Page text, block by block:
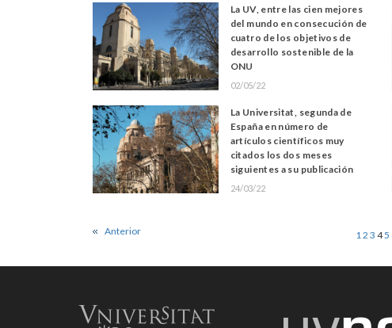
La UV, entre las cien mejores
del mundo en consecución de
cuatro de los objetivos de
desarrollo sostenible de la
ONU
02/05/22
La Universitat, segunda de
España en número de
artículos científicos muy
citados los dos meses
siguientes a su publicación
24/03/22
Anterior 12 3 45